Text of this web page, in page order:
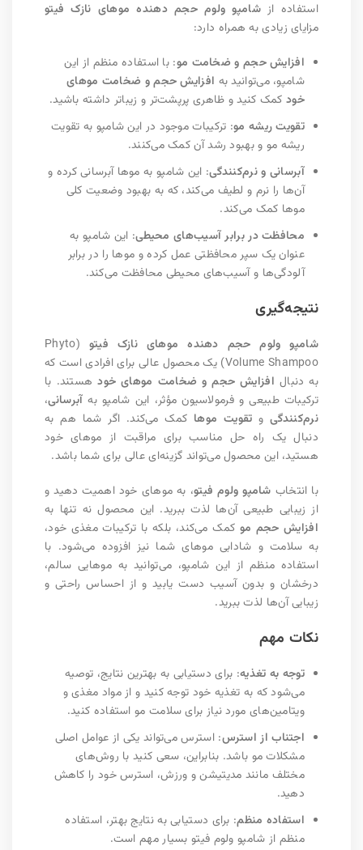
استفاده ازشامپو ولوم حجم دهنده موهای نازک فیتو
مزایای زیادی به همراه دارد:
افزایش حجم و ضخامت مو: با استفاده منظم از این
شامپو، می‌توانید به افزایش حجم و ضخامت موهای
خودکمک کنید و ظاهری پرپشت‌تر و زیباتر داشته باشید.
تقویت ریشه مو: ترکیبات موجود در این شامپو به تقویت
ریشه مو و بهبود رشد آن کمک می‌کنند.
آبرسانی و نرم‌کنندگی: این شامپو به موها آبرسانی کرده و
آن‌ها را نرم و لطیف می‌کند، که به بهبود وضعیت کلی
موها کمک می‌کند.
محافظت در برابر آسیب‌های محیطی: این شامپو به
عنوان یک سپر محافظتی عمل کرده و موها را در برابر
آلودگی‌ها و آسیب‌های محیطی محافظت می‌کند.
نتیجه‌گیری
شامپو ولوم حجم دهنده موهای نازک فیتو
(Phyto
Volume Shampoo) یک محصول عالی برای افرادی است که
به دنبال افزایش حجم و ضخامت موهای خودهستند. با
ترکیبات طبیعی و فرمولاسیون مؤثر، این شامپو به آبرسانی،
نرم‌کنندگیو تقویت موها کمک می‌کند. اگر شما هم به
دنبال یک راه حل مناسب برای مراقبت از موهای خود
هستید، این محصول می‌تواند گزینه‌ای عالی برای شما باشد.
با انتخاب شامپو ولوم فیتو، به موهای خود اهمیت دهید و
از زیبایی طبیعی آن‌ها لذت ببرید. این محصول نه تنها به
افزایش حجم مو کمک می‌کند، بلکه با ترکیبات مغذی خود،
به سلامت و شادابی موهای شما نیز افزوده می‌شود. با
استفاده منظم از این شامپو، می‌توانید به موهایی سالم،
درخشان و بدون آسیب دست یابید و از احساس راحتی و
زیبایی آن‌ها لذت ببرید.
نکات مهم
توجه به تغذیه: برای دستیابی به بهترین نتایج، توصیه
می‌شود که به تغذیه خود توجه کنید و از مواد مغذی و
ویتامین‌های مورد نیاز برای سلامت مو استفاده کنید.
اجتناب از استرس: استرس می‌تواند یکی از عوامل اصلی
مشکلات مو باشد. بنابراین، سعی کنید با روش‌های
مختلف مانند مدیتیشن و ورزش، استرس خود را کاهش
دهید.
استفاده منظم: برای دستیابی به نتایج بهتر، استفاده
منظم از شامپو ولوم فیتو بسیار مهم است.